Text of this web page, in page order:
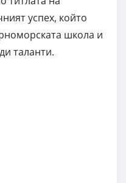
успех, който
школа и
таланти.